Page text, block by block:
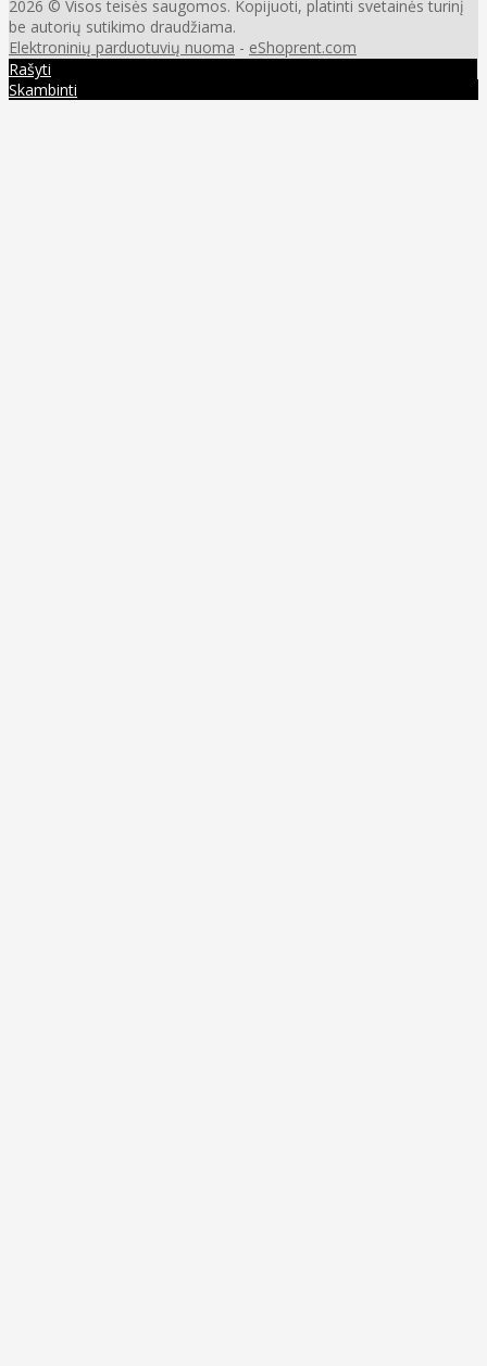
2026 © Visos teisės saugomos. Kopijuoti, platinti svetainės turinį
be autorių sutikimo draudžiama.
Elektroninių parduotuvių nuoma - eShoprent.com
Rašyti
Skambinti